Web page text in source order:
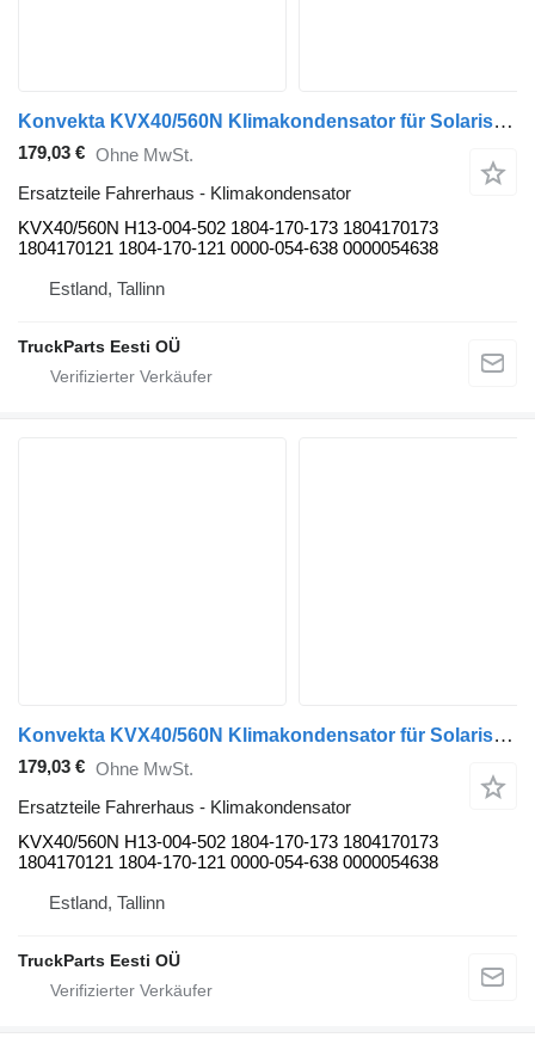
Konvekta KVX40/560N Klimakondensator für Solaris Urbino, Alpino, Vacanza (1999-) Bus
179,03 € Ohne MwSt.
Ersatzteile Fahrerhaus - Klimakondensator
KVX40/560N H13-004-502 1804-170-173 1804170173
1804170121 1804-170-121 0000-054-638 0000054638
Estland, Tallinn
TruckParts Eesti OÜ
Konvekta KVX40/560N Klimakondensator für Solaris Urbino, Alpino, Vacanza (1999-) Bus
179,03 € Ohne MwSt.
Ersatzteile Fahrerhaus - Klimakondensator
KVX40/560N H13-004-502 1804-170-173 1804170173
1804170121 1804-170-121 0000-054-638 0000054638
Estland, Tallinn
TruckParts Eesti OÜ